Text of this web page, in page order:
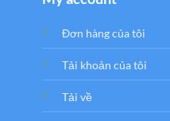
Đơn hàng của tôi
Tải khoản của tôi
Tải về